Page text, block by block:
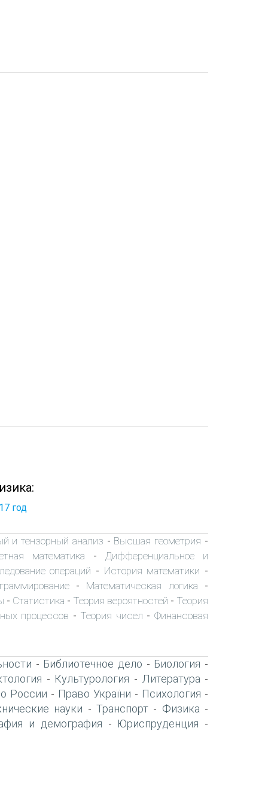
год
и тензорный анализ - Высшая геометрия -
математика - Дифференциальное и
операций - История математики -
- Математическая логика -
- Статистика - Теория вероятностей - Теория
процессов - Теория чисел - Финансовая
- Библиотечное дело - Биология -
- Культурология - Литература -
России - Право України - Психология -
науки - Транспорт- Физика -
и демография - Юриспруденция -